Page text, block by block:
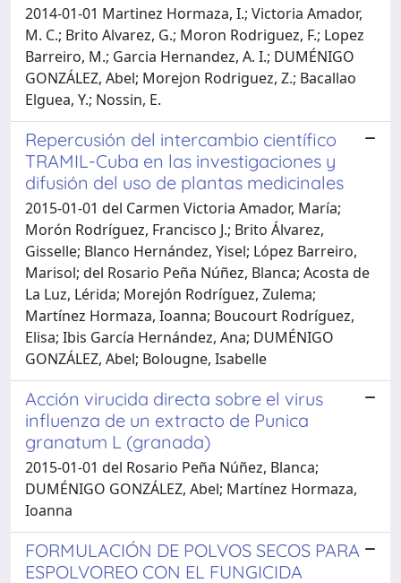
2014-01-01 Martinez Hormaza, I.; Victoria Amador,
M. C.; Brito Alvarez, G.; Moron Rodriguez, F.; Lopez
Barreiro, M.; Garcia Hernandez, A. I.; DUMÉNIGO
GONZÁLEZ, Abel; Morejon Rodriguez, Z.; Bacallao
Elguea, Y.; Nossin, E.
Repercusión del intercambio científico
TRAMIL-Cuba en las investigaciones y
difusión del uso de plantas medicinales
2015-01-01 del Carmen Victoria Amador, María;
Morón Rodríguez, Francisco J.; Brito Álvarez,
Gisselle; Blanco Hernández, Yisel; López Barreiro,
Marisol; del Rosario Peña Núñez, Blanca; Acosta de
La Luz, Lérida; Morejón Rodríguez, Zulema;
Martínez Hormaza, Ioanna; Boucourt Rodríguez,
Elisa; Ibis García Hernández, Ana; DUMÉNIGO
GONZÁLEZ, Abel; Bolougne, Isabelle
Acción virucida directa sobre el virus
influenza de un extracto de Punica
granatum L (granada)
2015-01-01 del Rosario Peña Núñez, Blanca;
DUMÉNIGO GONZÁLEZ, Abel; Martínez Hormaza,
Ioanna
FORMULACIÓN DE POLVOS SECOS PARA
ESPOLVOREO CON EL FUNGICIDA